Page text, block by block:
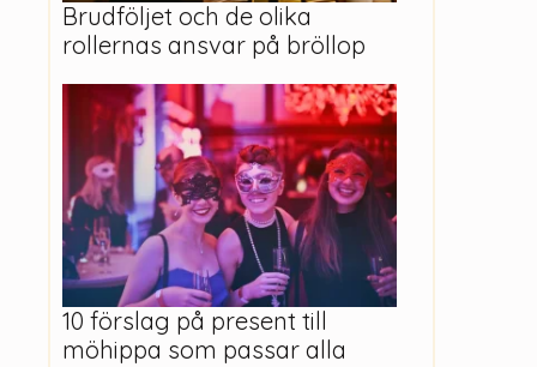
Brudföljet och de olika
rollernas ansvar på bröllop
10 förslag på present till
möhippa som passar alla